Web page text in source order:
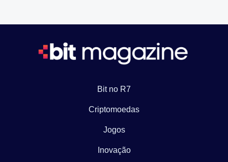
Bit no R7
Criptomoedas
Jogos
Inovação